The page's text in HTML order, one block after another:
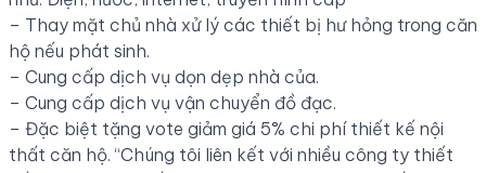
– Thay mặt chủ nhà xử lý các thiết bị hư hỏng trong căn
hộ nếu phát sinh.
– Cung cấp dịch vụ dọn dẹp nhà của.
– Cung cấp dịch vụ vận chuyển đồ đạc.
– Đặc biệt tặng vote giảm giá 5% chi phí thiết kế nội
thất căn hộ. “Chúng tôi liên kết với nhiều công ty thiết